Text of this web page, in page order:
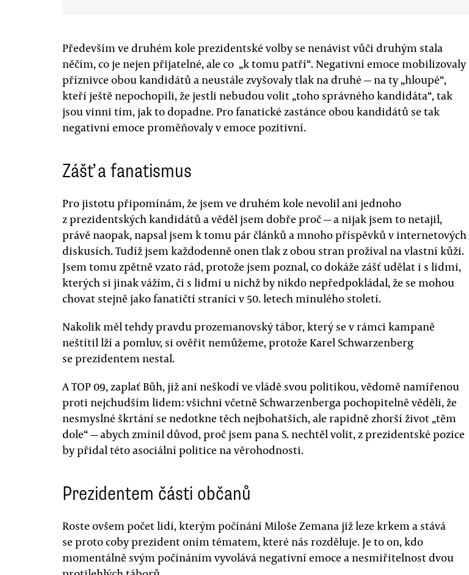
Především ve druhém kole prezidentské volby se nenávist vůči druhým stala
něčím, co je nejen přijatelné, ale co „k tomu patří“. Negativní emoce mobilizovaly
příznivce obou kandidátů a neustále zvyšovaly tlak na druhé — na ty „hloupé“,
kteří ještě nepochopili, že jestli nebudou volit „toho správného kandidáta“, tak
jsou vinni tím, jak to dopadne. Pro fanatické zastánce obou kandidátů se tak
negativní emoce proměňovaly v emoce pozitivní.
Zášť a fanatismus
Pro jistotu připomínám, že jsem ve druhém kole nevolil ani jednoho
z prezidentských kandidátů a věděl jsem dobře proč — a nijak jsem to netajil,
právě naopak, napsal jsem k tomu pár článků a mnoho příspěvků v internetových
diskusích. Tudíž jsem každodenně onen tlak z obou stran prožíval na vlastní kůži.
Jsem tomu zpětně vzato rád, protože jsem poznal, co dokáže zášť udělat i s lidmi,
kterých si jinak vážím, či s lidmi u nichž by nikdo nepředpokládal, že se mohou
chovat stejně jako fanatičtí straníci v 50. letech minulého století.
Nakolik měl tehdy pravdu prozemanovský tábor, který se v rámci kampaně
neštítil lží a pomluv, si ověřit nemůžeme, protože Karel Schwarzenberg
se prezidentem nestal.
A TOP 09, zaplať Bůh, již ani neškodí ve vládě svou politikou, vědomě namířenou
proti nejchudším lidem: všichni včetně Schwarzenberga pochopitelně věděli, že
nesmyslné škrtání se nedotkne těch nejbohatších, ale rapidně zhorší život „těm
dole“ — abych zmínil důvod, proč jsem pana S. nechtěl volit, z prezidentské pozice
by přidal této asociální politice na věrohodnosti.
Prezidentem části občanů
Roste ovšem počet lidí, kterým počínání Miloše Zemana již leze krkem a stává
se proto coby prezident oním tématem, které nás rozděluje. Je to on, kdo
momentálně svým počínáním vyvolává negativní emoce a nesmiřitelnost dvou